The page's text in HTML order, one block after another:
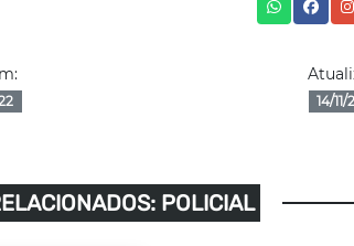
14/
POLICIAL